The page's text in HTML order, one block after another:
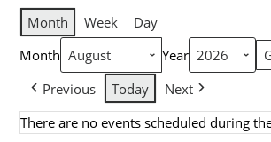
Month
Week
Day
Month
Year
Previous
Today
Next
There are no events scheduled during